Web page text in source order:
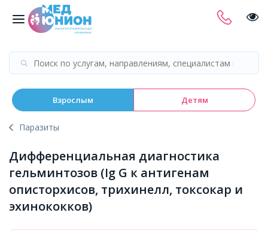
Взрослым Детям
Паразиты
Дифференциальная диагностика
гельминтозов (Ig G к антигенам
описторхисов, трихинелл, токсокар и
эхинококков)